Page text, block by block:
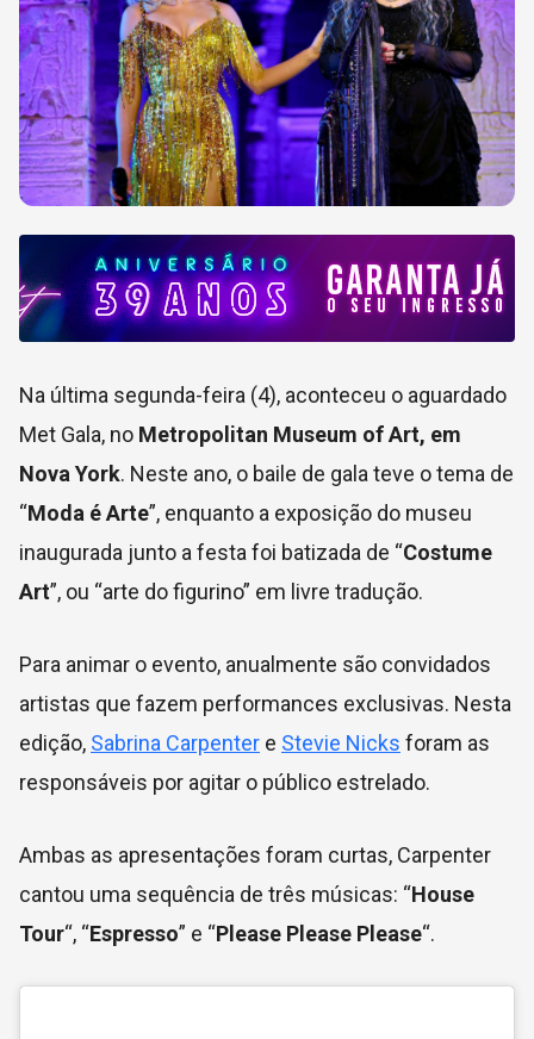
Na última segunda-feira (4), aconteceu o aguardado
Met Gala, no Metropolitan Museum of Art, em
Nova York. Neste ano, o baile de gala teve o tema de
“Moda é Arte”, enquanto a exposição do museu
inaugurada junto a festa foi batizada de “Costume
Art”, ou “arte do figurino” em livre tradução.
Para animar o evento, anualmente são convidados
artistas que fazem performances exclusivas. Nesta
edição, Sabrina Carpenter e Stevie Nicks foram as
responsáveis por agitar o público estrelado.
Ambas as apresentações foram curtas, Carpenter
cantou uma sequência de três músicas: “House
Tour“, “Espresso” e “Please Please Please“.